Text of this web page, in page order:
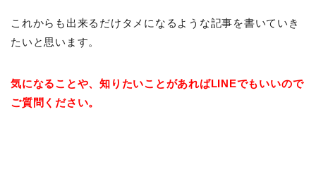
これからも出来るだけタメになるような記事を書いていき
たいと思います。
気になることや、知りたいことがあればLINEでもいいので
ご質問ください。